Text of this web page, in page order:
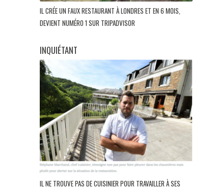
IL CRÉE UN FAUX RESTAURANT À LONDRES ET EN 6 MOIS,
DEVIENT NUMÉRO 1 SUR TRIPADVISOR
INQUIÉTANT
IL NE TROUVE PAS DE CUISINIER POUR TRAVAILLER À SES